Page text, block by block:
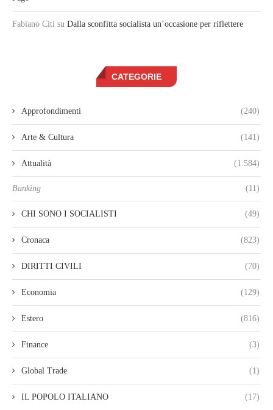
Fabiano Citi su Dalla sconfitta socialista un’occasione per riflettere
CATEGORIE
Approfondimenti (240)
Arte & Cultura (141)
Attualità (1.584)
Banking (11)
CHI SONO I SOCIALISTI (49)
Cronaca (823)
DIRITTI CIVILI (70)
Economia (129)
Estero (816)
Finance (3)
Global Trade (1)
IL POPOLO ITALIANO (17)